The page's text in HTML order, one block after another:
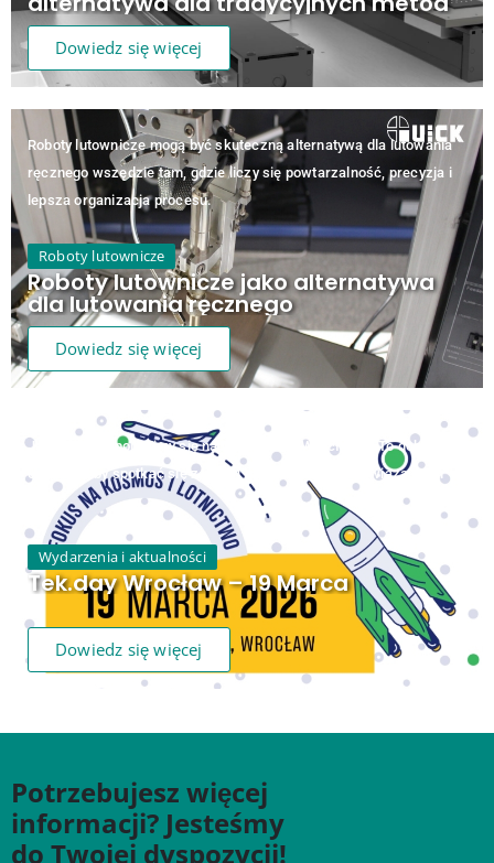
Dowiedz się więcej
Dowiedz się więcej
Roboty lutownicze jako alternatywa
dla lutowania ręcznego
Roboty lutownicze
Roboty lutownicze mogą być skuteczną alternatywą dla lutowania
ręcznego wszędzie tam, gdzie liczy się powtarzalność, precyzja i
lepsza organizacja procesu.
Dowiedz się więcej
Tek.day Wrocław – 19 Marca
Wydarzenia i aktualności
Już niedługo pojawimy się na TEK.day we Wrocławiu. To dobra
okazja, żeby spotkać się z nami i porozmawiać o rozwiązaniach
Potrzebujesz więcej
informacji? Jesteśmy
do Twojej dyspozycji!